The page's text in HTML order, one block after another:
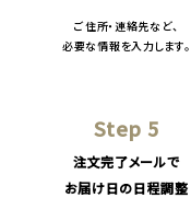
ご住所・連絡先など、
必要な情報を入力します。
Step 5
注文完了メールで
お届け日の日程調整